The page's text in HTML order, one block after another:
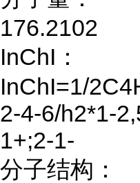
176.2102
InChI：
InChI=1/
2-4-6/h2*1-
1+;2-1-
分子结构：